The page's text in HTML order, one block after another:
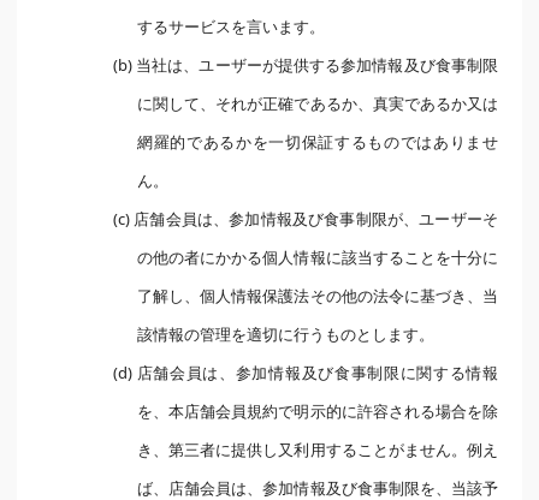
するサービスを言います。
(b) 当社は、ユーザーが提供する参加情報及び食事制限
に関して、それが正確であるか、真実であるか又は
網羅的であるかを一切保証するものではありませ
ん。
(c) 店舗会員は、参加情報及び食事制限が、ユーザーそ
の他の者にかかる個人情報に該当することを十分に
了解し、個人情報保護法その他の法令に基づき、当
該情報の管理を適切に行うものとします。
(d) 店舗会員は、参加情報及び食事制限に関する情報
を、本店舗会員規約で明示的に許容される場合を除
き、第三者に提供し又利用することがません。例え
ば、店舗会員は、参加情報及び食事制限を、当該予